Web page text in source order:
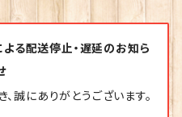
る配送停止・遅延のお知ら
誠にありがとうございます。